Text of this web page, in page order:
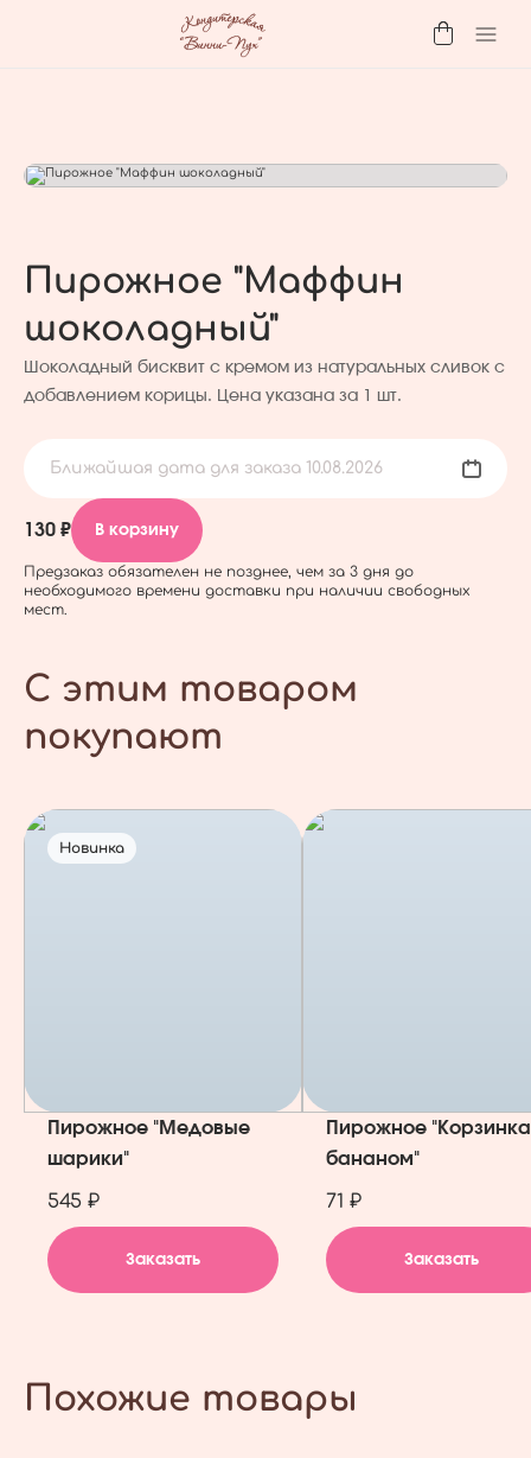
Пирожное "Маффин
шоколадный"
Шоколадный бисквит с кремом из натуральных сливок с
добавлением корицы. Цена указана за 1 шт.
Ближайшая дата для заказа 10.08.2026
130 ₽ В корзину
Предзаказ обязателен не позднее, чем за 3 дня до
необходимого времени доставки при наличии свободных
мест.
С этим товаром
покупают
Новинка
Пирожное "Медовые
шарики"
545 ₽
Заказать
Пирожное
бананом"
71 ₽
Заказать
Похожие товары